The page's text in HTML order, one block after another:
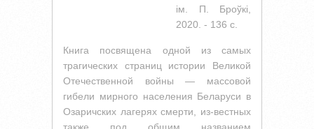
iм. П. Броўкi,
2020. - 136 с.
Книга посвящена одной из самых
трагических страниц истории Великой
Отечественной войны — массовой
гибели мирного населения Беларуси в
Озаричских лагерях смерти, из-вестных